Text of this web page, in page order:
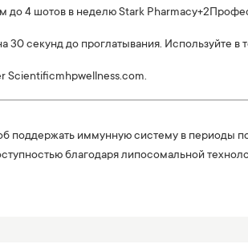
до 4 шотов в неделюStark Pharmacy+2
секунд до проглатывания. Используйте в
Scientificmhpwellness.com.
иммунную систему в периоды
благодаря липосомальной